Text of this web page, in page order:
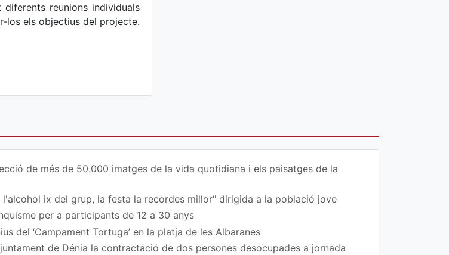
diferents reunions individuals
los els objectius del projecte.
de més de 50.000 imatges de la vida quotidiana i els paisatges de la
l'alcohol ix del grup, la festa la recordes millor" dirigida a la població jove
per a participants de 12 a 30 anys
del ‘Campament Tortuga’ en la platja de les Albaranes
de Dénia la contractació de dos persones desocupades a jornada